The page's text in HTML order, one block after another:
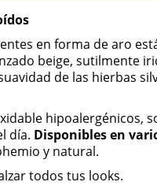
en forma de aro
beige, sutilmente
de las hierbas
hipoalergénicos,
día. Disponibles en
y natural.
todos tus looks.